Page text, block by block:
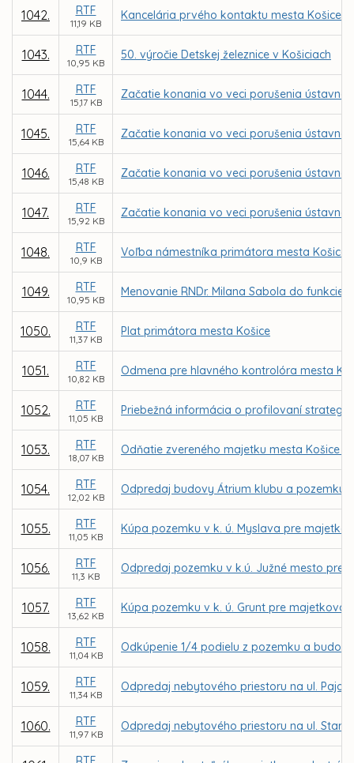
1042. RTF
11,19 KB
Kancelária prvého kontaktu mesta Košice
1043. RTF
10,95 KB
50. výročie Detskej železnice v Košiciach
1044. RTF
15,17 KB
Začatie konania vo veci porušenia
1045. RTF
15,64 KB
Začatie konania vo veci porušenia
1046. RTF
15,48 KB
Začatie konania vo veci porušenia
1047. RTF
15,92 KB
Začatie konania vo veci porušenia
1048. RTF
10,9 KB
Voľba námestníka primátora mesta Košice
1049. RTF
10,95 KB
Menovanie RNDr. Milana Sabola do
1050. RTF
11,37 KB
Plat primátora mesta Košice
1051. RTF
10,82 KB
Odmena pre hlavného kontrolóra mesta
1052. RTF
11,05 KB
Priebežná informácia o profilovaní
1053. RTF
18,07 KB
Odňatie zvereného majetku mesta Košice
1054. RTF
12,02 KB
Odpredaj budovy Átrium klubu a pozemku
1055. RTF
11,05 KB
Kúpa pozemku v k. ú. Myslava pre
1056. RTF
11,3 KB
Odpredaj pozemku v k.ú. Južné mesto pre
1057. RTF
13,62 KB
Kúpa pozemku v k. ú. Grunt pre
1058. RTF
11,04 KB
Odkúpenie 1/4 podielu z pozemku a
1059. RTF
11,34 KB
Odpredaj nebytového priestoru na ul.
1060. RTF
11,97 KB
Odpredaj nebytového priestoru na ul.